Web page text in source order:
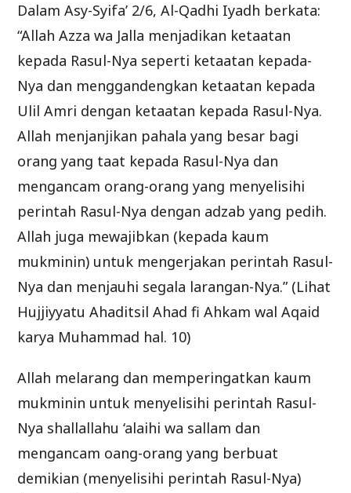
Dalam Asy-Syifa’ 2/6, Al-Qadhi Iyadh berkata:
“Allah Azza wa Jalla menjadikan ketaatan
kepada Rasul-Nya seperti ketaatan kepada-
Nya dan menggandengkan ketaatan kepada
Ulil Amri dengan ketaatan kepada Rasul-Nya.
Allah menjanjikan pahala yang besar bagi
orang yang taat kepada Rasul-Nya dan
mengancam orang-orang yang menyelisihi
perintah Rasul-Nya dengan adzab yang pedih.
Allah juga mewajibkan (kepada kaum
mukminin) untuk mengerjakan perintah Rasul-
Nya dan menjauhi segala larangan-Nya.” (Lihat
Hujjiyyatu Ahaditsil Ahad fi Ahkam wal Aqaid
karya Muhammad hal. 10)
Allah melarang dan memperingatkan kaum
mukminin untuk menyelisihi perintah Rasul-
Nya shallallahu ‘alaihi wa sallam dan
mengancam oang-orang yang berbuat
demikian (menyelisihi perintah Rasul-Nya)